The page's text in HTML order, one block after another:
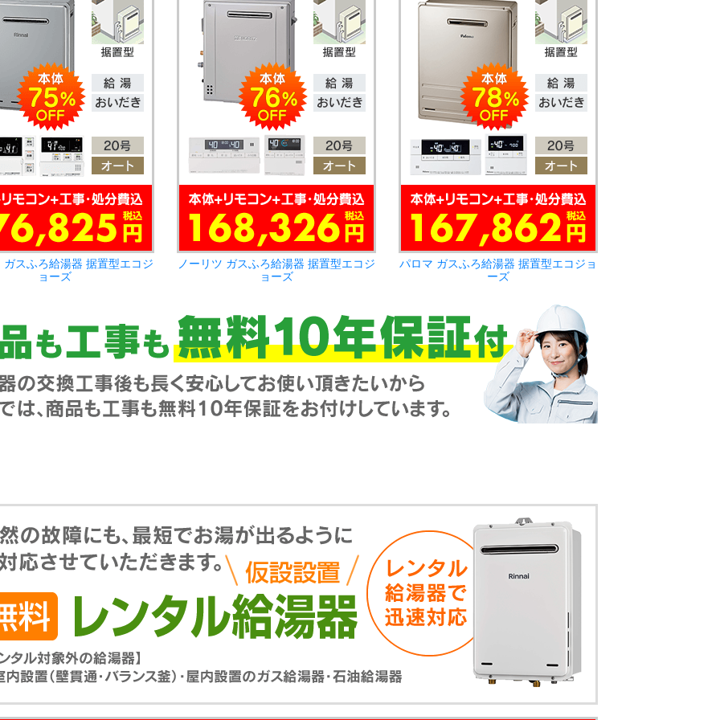
ガスふろ給湯器 据置型エコジ
ョーズ
ノーリツ ガスふろ給湯器 据置型エコジ
ョーズ
パロマ ガスふろ給湯器 据置型エコジョ
ーズ